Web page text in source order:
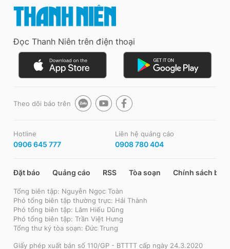
Đọc Thanh Niên trên điện thoại
Theo dõi báo trên
Hotline
0906 645 777
Liên hệ quảng cáo
0908 780 404
Đặt báo Quảng cáo RSS Tòa soạn Chính sách bảo
Tổng biên tập: Nguyễn Ngọc Toàn
Phó tổng biên tập thường trực: Hải Thành
Phó tổng biên tập: Lâm Hiếu Dũng
Phó tổng biên tập: Trần Việt Hưng
Tổng thư ký tòa soạn: Đức Trung
Giấy phép xuất bản số 110/GP - BTTTT cấp ngày 24.3.2020